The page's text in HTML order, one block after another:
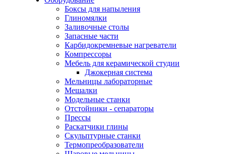
Боксы для напыления
Глиномялки
Заливочные столы
Запасные части
Карбидокремневые нагреватели
Компрессоры
Мебель для керамической студии
Джокерная система
Мельницы лабораторные
Мешалки
Модельные станки
Отстойники - сепараторы
Прессы
Раскатчики глины
Скульптурные станки
Термопреобразователи